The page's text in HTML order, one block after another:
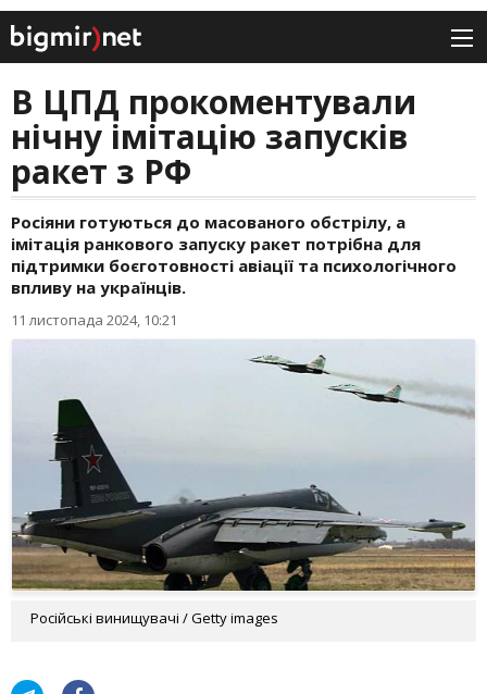
В ЦПД прокоментували
нічну імітацію запусків
ракет з РФ
Росіяни готуються до масованого обстрілу, а
імітація ранкового запуску ракет потрібна для
підтримки боєготовності авіації та психологічного
впливу на українців.
11 листопада 2024, 10:21
Російські винищувачі / Getty images